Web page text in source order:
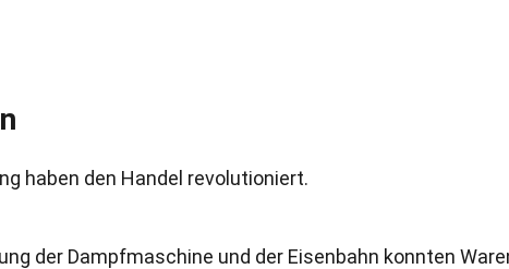
haben den Handel revolutioniert.
der Dampfmaschine und der Eisenbahn konnten